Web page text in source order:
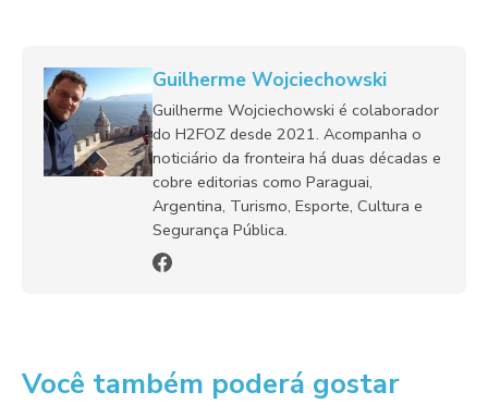
Guilherme Wojciechowski
Guilherme Wojciechowski é colaborador
do H2FOZ desde 2021. Acompanha o
noticiário da fronteira há duas décadas e
cobre editorias como Paraguai,
Argentina, Turismo, Esporte, Cultura e
Segurança Pública.
Você também poderá gostar